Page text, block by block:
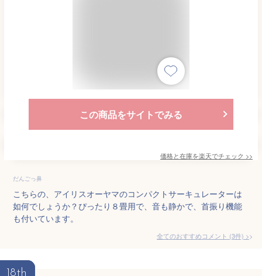
この商品をサイトでみる
価格と在庫を楽天でチェック >>
だんごっ鼻
こちらの、アイリスオーヤマのコンパクトサーキュレーターは
如何でしょうか？ぴったり８畳用で、音も静かで、首振り機能
も付いています。
全てのおすすめコメント (3件) >
18th